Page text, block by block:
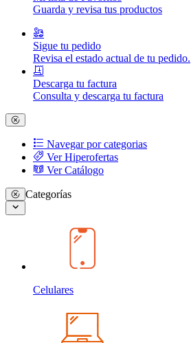
Guarda y revisa tus productos
Sigue tu pedido
Revisa el estado actual de tu pedido.
Descarga tu factura
Consulta y descarga tu factura
Navegar por categorias
Ver Hiperofertas
Ver Catálogo
Categorías
Celulares